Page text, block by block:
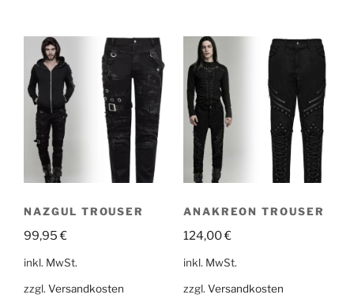
NAZGUL TROUSER
99,95€
inkl. MwSt.
zzgl. Versandkosten
ANAKREON TROUSER
124,00€
inkl. MwSt.
zzgl. Versandkosten